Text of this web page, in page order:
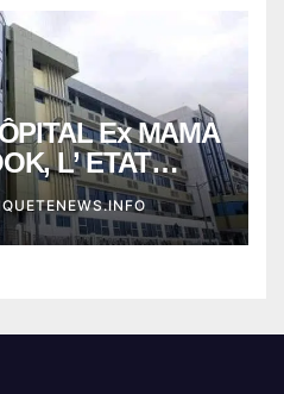
Ex MAMA
L’ ETAT